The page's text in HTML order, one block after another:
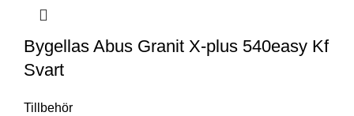
Bygellas Abus Granit X-plus 540easy Kf
Svart
Tillbehör